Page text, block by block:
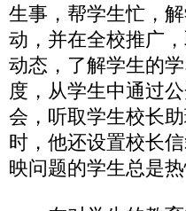
生事，帮学生忙，
动，并在全校推广
动态，了解学生的
度，从学生中通过
会，听取学生校长
时，他还设置校长
映问题的学生总是